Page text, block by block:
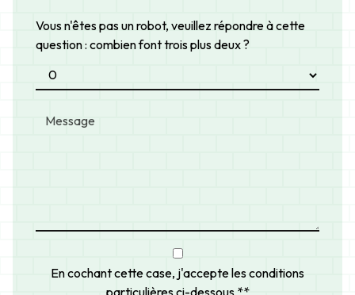
Vous n'êtes pas un robot, veuillez répondre à cette
question : combien font trois plus deux ?
En cochant cette case, j'accepte les conditions